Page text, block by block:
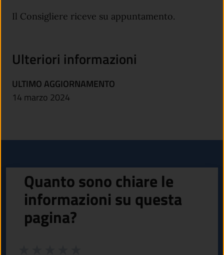
Il Consigliere riceve su appuntamento.
Ulteriori informazioni
ULTIMO AGGIORNAMENTO
14 marzo 2024
Quanto sono chiare le
informazioni su questa
pagina?